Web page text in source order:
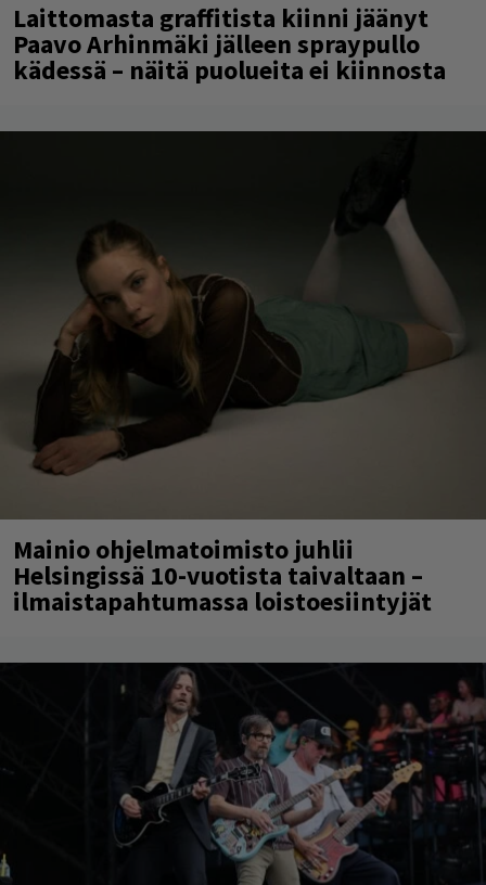
Laittomasta graffitista kiinni jäänyt
Paavo Arhinmäki jälleen spraypullo
kädessä – näitä puolueita ei kiinnosta
Mainio ohjelmatoimisto juhlii
Helsingissä 10-vuotista taivaltaan –
ilmaistapahtumassa loistoesiintyjät